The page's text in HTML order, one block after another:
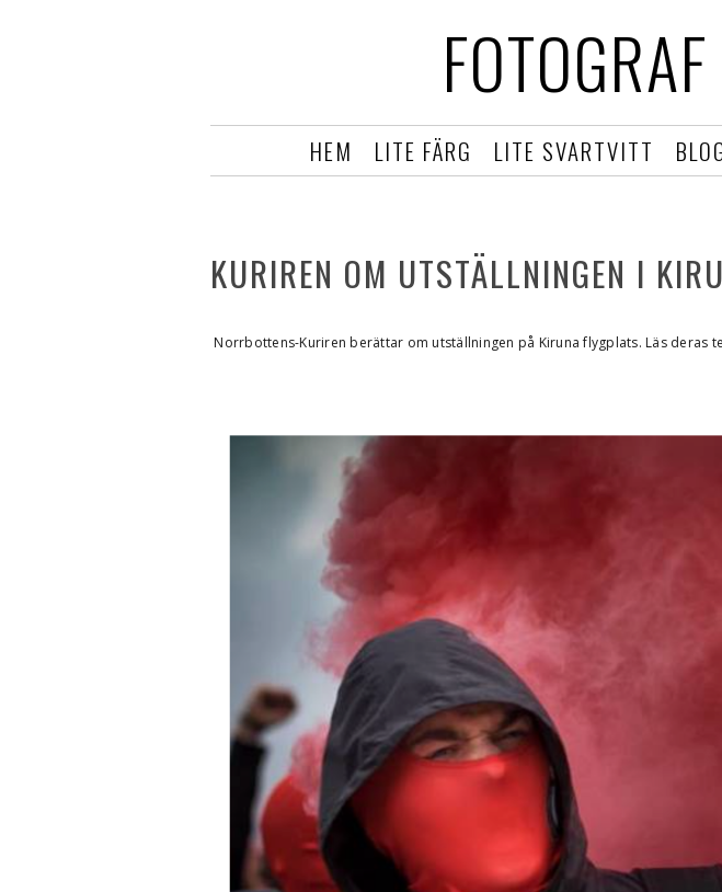
HEM LITE FÄRG LITE SVARTVITT
KURIREN OM UTSTÄLLNINGEN I
Norrbottens-Kuriren berättar om utställningen på Kiruna flygplats. Läs deras